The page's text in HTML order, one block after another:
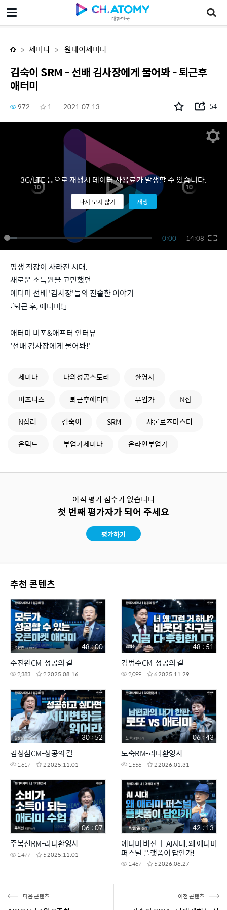
대한민국
세미나 원데이세미나
김숙이 SRM - 선배 김사장에게 물어봐 - 퇴근후
애터미
972 1 2021.07.13 54
0:00 14:08
3G/LTE 등으로 재생시 데이터 사용료가 발생할 수 있습니다.
다시 보지 않기 재생
평생 직장이 사라진 시대,
새로운 소득원을 고민했던
애터미 선배 '김사장'들의 진솔한 이야기
『퇴근 후, 애터미!』
애터미 비포&애프터 인터뷰
'선배 김사장에게 물어봐!'
세미나 나의성공스토리
환영사
비즈니스
퇴근후애터미 부업가
N잡
N잡러
김숙이 SRM
샤론로즈마스터
온텍트
부업가세미나 온라인부업가
아직 평가 점수가 없습니다
첫 번째 평가자가 되어 주세요
평가하기
추천 콘텐츠
주진완CM-성공의 길
2,383 22025.08.16
48 : 00
김범수CM-성공의 길
2,099 62025.11.29
48 : 51
김성심CM-성공의 길
1,617 22025.11.01
30 : 52
노숙RM-리더환영사
1,556 22026.01.31
06 : 43
주복선RM-리더환영사
1,477 52025.11.01
06 : 07
애터미 비전 ㅣ AI시대, 왜 애터미
퍼스널 플랫폼이 답인가!
1,467 52026.06.27
42 : 13
다음 콘텐츠 이전 콘텐츠